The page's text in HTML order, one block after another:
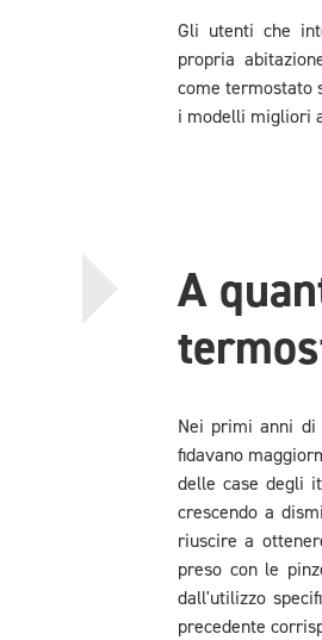
Gli utenti che
propria
come termostato
i modelli migliori
A
Nei primi anni
fidavano
delle case degli
crescendo a
riuscire a
preso con le
dall'utilizzo
precedente